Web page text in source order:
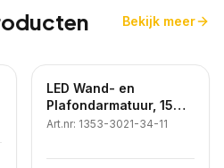
Bekijk meer
LED Wand- en
Plafondarmatuur, 15W,
3CCT, Sensor, IP54,
Art.nr: 1353-3021-34-11